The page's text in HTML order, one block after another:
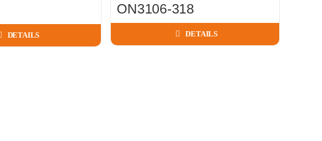
DETAILS
ON3106-318
DETAILS